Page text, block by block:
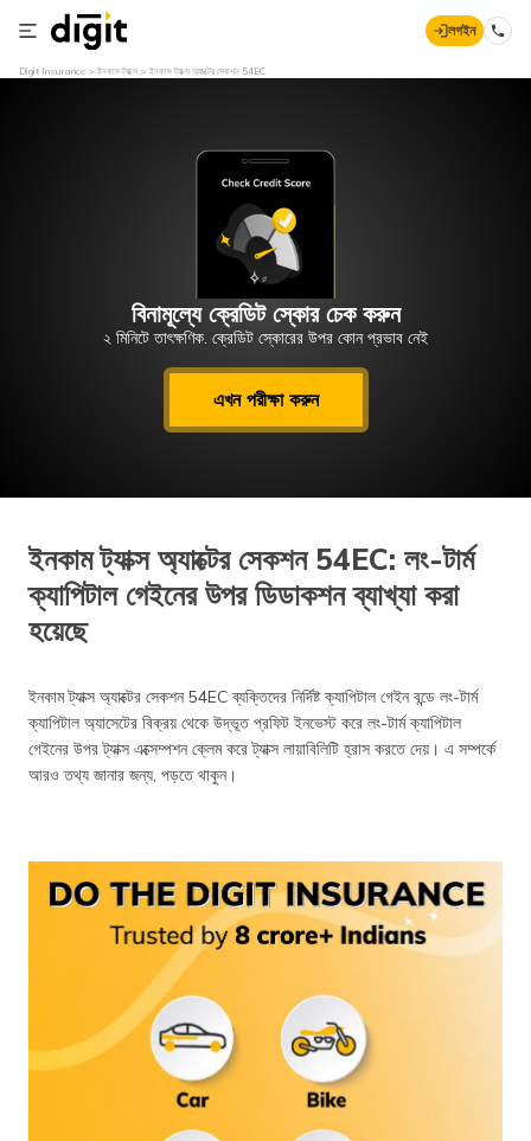
লগইন
Digit Insurance ইনকাম ট্যাক্স ইনকাম ট্যাক্স অ্যাক্টের সেকশন 54EC
বিনামূল্যে ক্রেডিট স্কোর চেক করুন
২ মিনিটে তাৎক্ষণিক. ক্রেডিট স্কোরের উপর কোন প্রভাব নেই
এখন পরীক্ষা করুন
ইনকাম ট্যাক্স অ্যাক্টের সেকশন 54EC: লং-টার্ম‌
ক্যাপিটাল গেইনের উপর ডিডাকশন ব্যাখ্যা করা
হয়েছে
ইনকাম ট্যাক্স অ্যাক্টের সেকশন 54EC ব্যক্তিদের নির্দিষ্ট ক্যাপিটাল গেইন বন্ডে লং-টার্ম
ক্যাপিটাল অ্যাসেটের বিক্রয় থেকে উদ্ভূত প্রফিট ইনভেস্ট করে লং-টার্ম ক্যাপিটাল
গেইনের উপর ট্যাক্স এক্সেম্পশন ক্লেম করে ট্যাক্স লায়াবিলিটি হ্রাস করতে দেয়। এ সম্পর্কে
আরও তথ্য জানার জন্য, পড়তে থাকুন।